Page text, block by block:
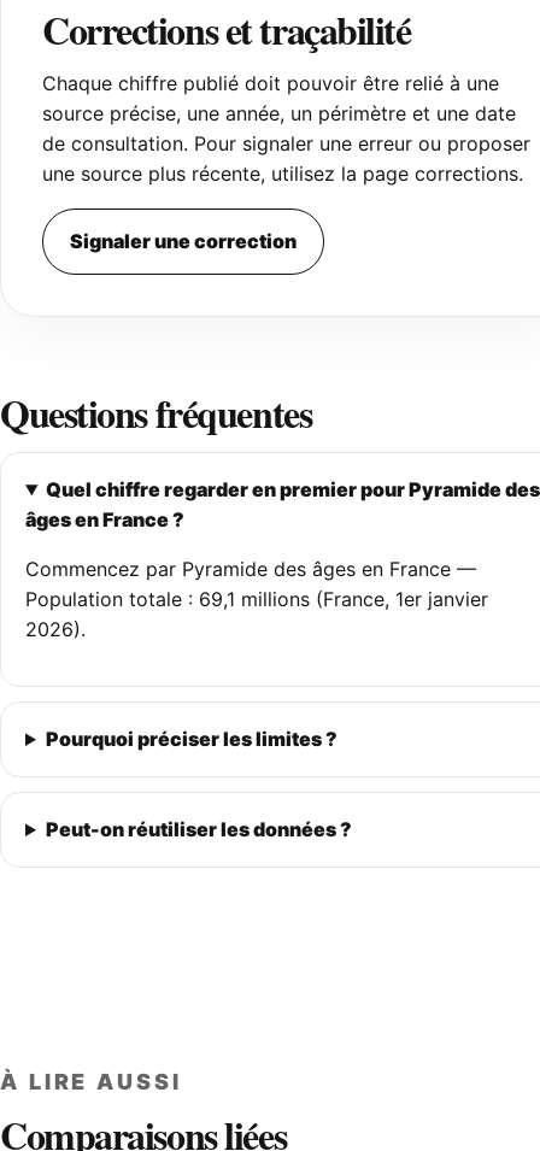
Corrections et traçabilité
Chaque chiffre publié doit pouvoir être relié à une
source précise, une année, un périmètre et une date
de consultation. Pour signaler une erreur ou proposer
une source plus récente, utilisez la page corrections.
Signaler une correction
Questions fréquentes
Quel chiffre regarder en premier pour Pyramide des
âges en France ?
Commencez par Pyramide des âges en France —
Population totale : 69,1 millions (France, 1er janvier
2026).
Pourquoi préciser les limites ?
Peut-on réutiliser les données ?
À LIRE AUSSI
Comparaisons liées